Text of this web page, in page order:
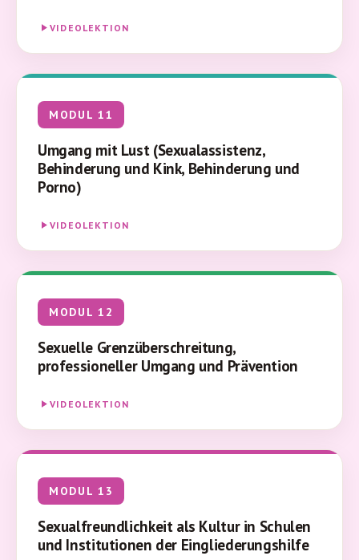
VIDEOLEKTION
MODUL 11
Umgang mit Lust (Sexualassistenz,
Behinderung und Kink, Behinderung und
Porno)
VIDEOLEKTION
MODUL 12
Sexuelle Grenzüberschreitung,
professioneller Umgang und Prävention
VIDEOLEKTION
MODUL 13
Sexualfreundlichkeit als Kultur in Schulen
und Institutionen der Eingliederungshilfe